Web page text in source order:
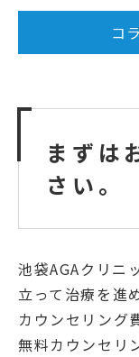
コ
まずは
さい。
池袋AGAクリニ
立って治療を進
カウンセリング
無料カウンセリ